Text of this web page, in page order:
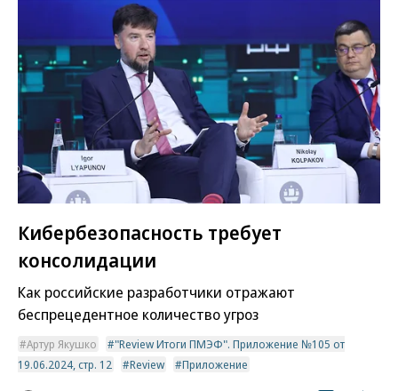
Кибербезопасность требует
консолидации
Как российские разработчики отражают
беспрецедентное количество угроз
Артур Якушко
"Review Итоги ПМЭФ". Приложение №105 от
19.06.2024, стр. 12
Review Приложение